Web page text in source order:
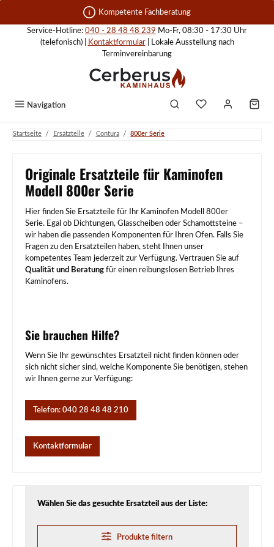
Zum Hauptinhalt springen Kompetente Fachberatung
Service-Hotline: 040 - 28 48 48 239 Mo-Fr, 08:30 - 17:30 Uhr
(telefonisch) |
Kontaktformular| Lokale Ausstellung nach
Terminvereinbarung
Navigation
Startseite / Ersatzteile / Contura / 800er Serie
Originale Ersatzteile für Kaminofen
Modell 800er Serie
Hier finden Sie Ersatzteile für Ihr Kaminofen Modell 800er
Serie. Egal ob Dichtungen, Glasscheiben oder Schamottsteine –
wir haben die passenden Komponenten für Ihren Ofen. Falls Sie
Fragen zu den Ersatzteilen haben, steht Ihnen unser
kompetentes Team jederzeit zur Verfügung. Vertrauen Sie auf
Qualität und Beratung für einen reibungslosen Betrieb Ihres
Kaminofens.
Sie brauchen Hilfe?
Wenn Sie Ihr gewünschtes Ersatzteil nicht finden können oder
sich nicht sicher sind, welche Komponente Sie benötigen, stehen
wir Ihnen gerne zur Verfügung:
Telefon: 040 28 48 48 210
Kontaktformular
Wählen Sie das gesuchte Ersatzteil aus der Liste:
Produkte filtern